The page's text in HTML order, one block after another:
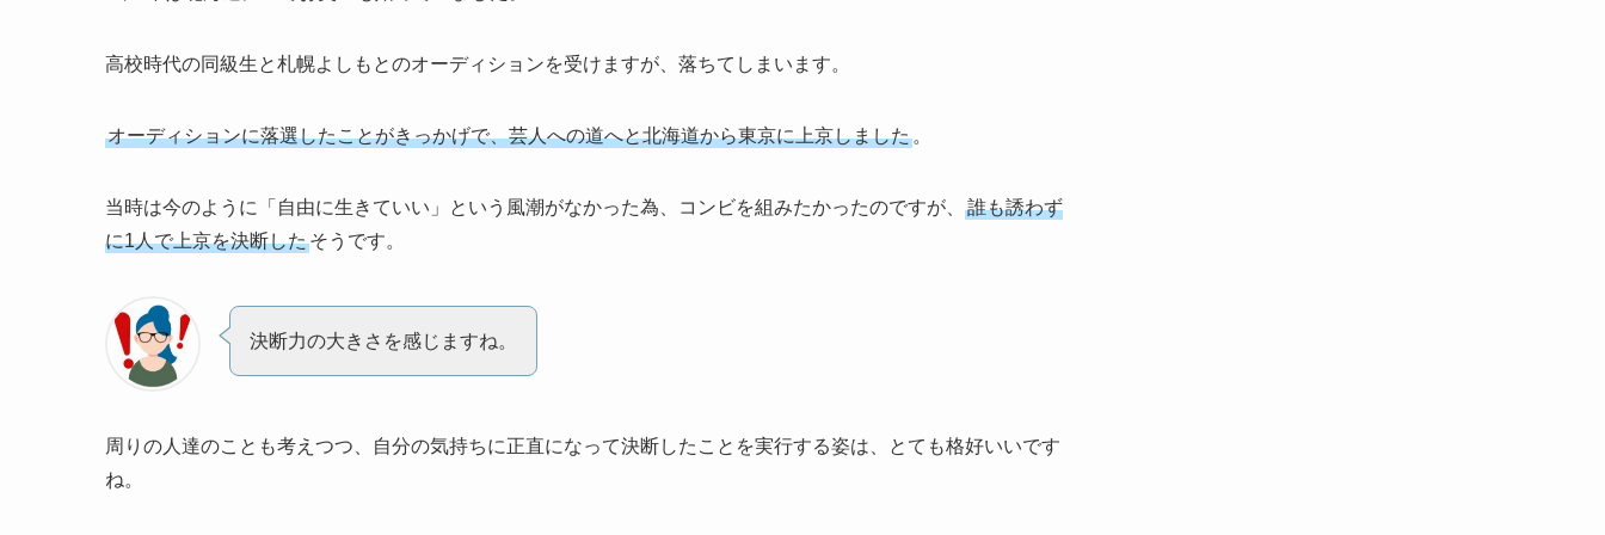
高校時代の同級生と札幌よしもとのオーディションを受けますが、落ちてしまいます。
オーディションに落選したことがきっかげで、芸人への道へと北海道から東京に上京しました 。
当時は今のように「自由に生きていい」という風潮がなかった為、コンビを組みたかったのですが、
誰も誘わず
に1人で上京を決断したそうです。
決断力の大きさを感じますね。
周りの人達のことも考えつつ、自分の気持ちに正直になって決断したことを実行する姿は、とても格好いいです
ね。